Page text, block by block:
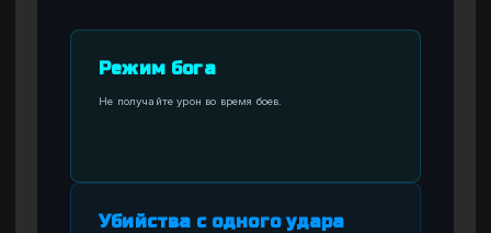
Режим бога
Не получайте урон во время боев.
Убийства с одного удара